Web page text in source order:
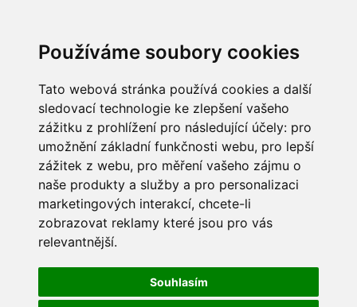
Používáme soubory cookies
Tato webová stránka používá cookies a další
sledovací technologie ke zlepšení vašeho
zážitku z prohlížení pro následující účely: pro
umožnění základní funkčnosti webu, pro lepší
zážitek z webu, pro měření vašeho zájmu o
naše produkty a služby a pro personalizaci
marketingových interakcí, chcete-li
zobrazovat reklamy které jsou pro vás
relevantnější.
Souhlasím